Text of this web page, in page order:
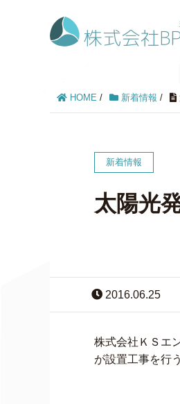
HOME / 新着情報 /
新着情報
太陽光
2016.06.25
株式会社ＫＳエ
が設置工事を行